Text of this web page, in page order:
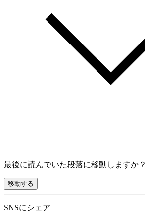
最後に読んでいた段落に移動しますか？
移動する
SNSにシェア